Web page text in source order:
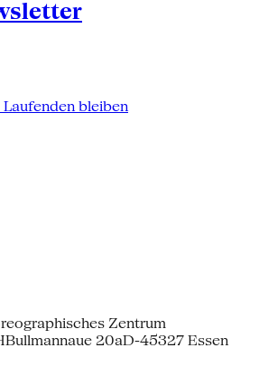
bleiben
Zentrum
Bullmannaue 20aD-45327 Essen